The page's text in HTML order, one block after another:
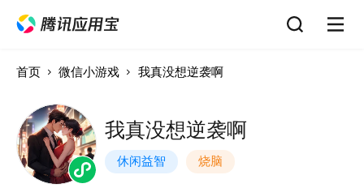
首页 微信小游戏 我真没想逆袭啊
我真没想逆袭啊
休闲益智 烧脑